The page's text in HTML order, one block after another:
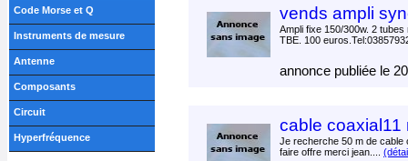
vends ampli
Ampli fixe 150/300w. 2
TBE. 100
annonce publiée le
cable coaxial11
Je recherche 50 m de cable
faire offre merci jean....
Code Morse et Q
Instruments de mesure
Antenne
Composants
Circuit
Hyperfréquence